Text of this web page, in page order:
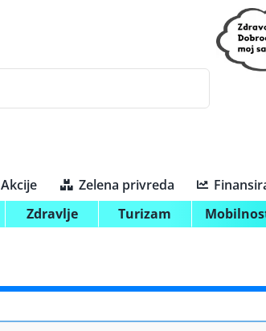
Zdravlje Turizam
Akcije Zelena privreda